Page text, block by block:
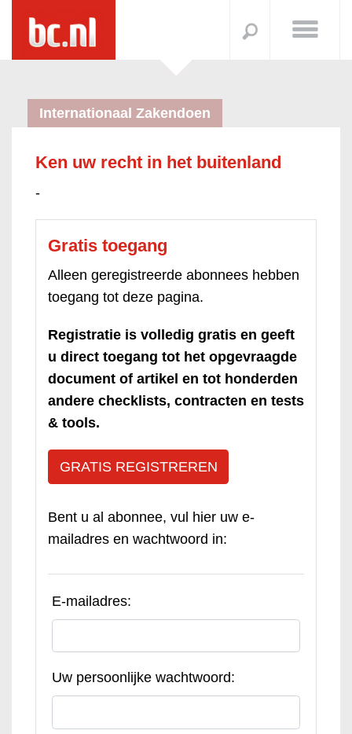
Internationaal Zakendoen
Ken uw recht in het buitenland
-
Gratis toegang
Alleen geregistreerde abonnees hebben
toegang tot deze pagina.
Registratie is volledig gratis en geeft
u direct toegang tot het opgevraagde
document of artikel en tot honderden
andere checklists, contracten en tests
& tools.
GRATIS REGISTREREN
Bent u al abonnee, vul hier uw e-
mailadres en wachtwoord in:
E-mailadres:
Uw persoonlijke wachtwoord: